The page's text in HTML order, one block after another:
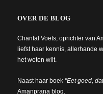
OVER DE BLOG
Chantal Voets, oprichter van
liefst haar kennis, allerhande
het weten wilt.
Naast haar boek "Eet goed,
Amanprana blog.